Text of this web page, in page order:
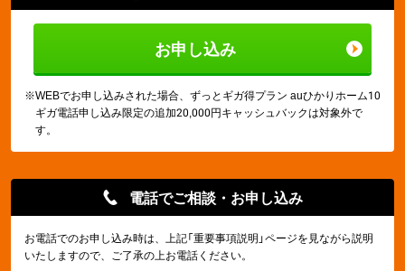
お申し込み
※WEBでお申し込みされた場合、ずっとギガ得プラン auひかりホーム10
ギガ電話申し込み限定の追加20,000円キャッシュバックは対象外で
す。
電話でご相談・お申し込み
お電話でのお申し込み時は、上記「重要事項説明」ページを見ながら説明
いたしますので、ご了承の上お電話ください。